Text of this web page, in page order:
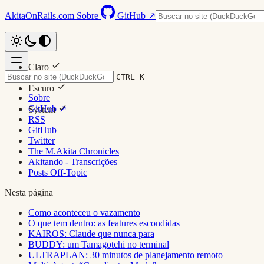
AkitaOnRails.com Sobre GitHub ↗
Claro
Escuro
System
CTRL K
Sobre
GitHub ↗
RSS
GitHub
Twitter
The M.Akita Chronicles
Akitando - Transcrições
Posts Off-Topic
Nesta página
Como aconteceu o vazamento
O que tem dentro: as features escondidas
KAIROS: Claude que nunca para
BUDDY: um Tamagotchi no terminal
ULTRAPLAN: 30 minutos de planejamento remoto